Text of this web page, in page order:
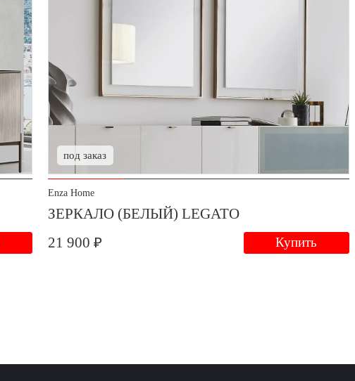
под заказ
Enza Home
ЗЕРКАЛО (БЕЛЫЙ) LEGATO
21 900 ₽
Купить